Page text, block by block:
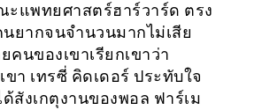
แพทยศาสตร์ฮาร์วาร์ด ตรง
ยากจนจำนวนมากไม่เสีย
นของเขาเรียกเขาว่า
า เทรซี่ คิดเดอร์ ประทับใจ
สังเกตุงานของพอล ฟาร์เม